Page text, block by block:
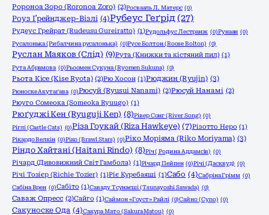
Ророноа Зоро (Roronoa Zoro) (2)Росвааль Л. Матерс (0)
Роуз Ґрейнджер-Візлі (4)Рубеус Геґрід (27)
Рудеус Грейрат (Rudeusu Gureiratto) (1)Рудольфус Лестранж (0)Рунаан (0)
Русалонька (Рибалчина русалонька) (0)Русе Болтон (Roose Bolton) (0)
Руслан Маяков (Слід) (9)Рута (Книжки та кістяний пил) (1)
Рута Абрамова (0)Рьоомен Сукуна (Ryomen Sukuna) (0)
Рьота Кісе (Kise Ryota) (2)Рю Хосон (1)Рюджин (Ryujin) (3)
Рюноске Акутаґава (0)Рюсуй (Ryusui Nanami) (2)Рюсуй Нанамі (2)
Рюуго Сомеока (Someoka Ryuugo) (1)
Рюґуджі Кен (Ryuguji Ken) (8)Рівер Сонг (River Song) (0)
Ріглі (Castle Cats) (0)Різа Гоукай (Riza Hawkeye) (7)Різотто Неро (1)
Рікардо Велкін (0)Ріко (Brawl Stars) (0)Ріко Моріяма (Riko Moriyama) (3)
Ріндо Хайтані (Haitani Rindo) (8)Річ ( Родина Аддамсів) (0)
Річард (Дивовижний Світ Гамбола) (1)Річард Пейпен (0)Річі (Дасквуд) (0)
Річі Тозієр (Richie Tozier) (1)Ріє Куребаяші (1)Сабо (4)Сабріна Грімм (0)
Сабіна Врен (0)Сабіто (1)Саваду Тсунаєші (Tsunayoshi Sawada) (0)
Саваж Опресс (2)Сайго (1)Саймон «Гоуст» Райлі (0)Сайно (Cyno) (0)
Сакуноске Ода (4)Сакура Мато (Sakura Matou) (0)